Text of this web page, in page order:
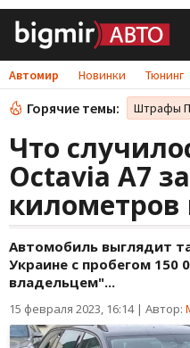
Автомир Новинки Тюнинг
Горячие темы: Штрафы
Что
Octavia A7
километров
Автомобиль выглядит
Украине с пробегом
владельцем"...
15 февраля 2023, 16:14| Автор: